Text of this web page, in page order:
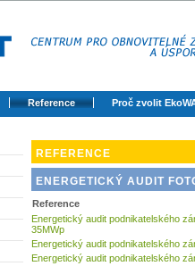
Reference Proč zvolit
REFERENCE
ENERGETICKÝ AUDIT
Reference
Energetický audit podnikatelského
35MWp
Energetický audit podnikatelského
Energetický audit podnikatelského